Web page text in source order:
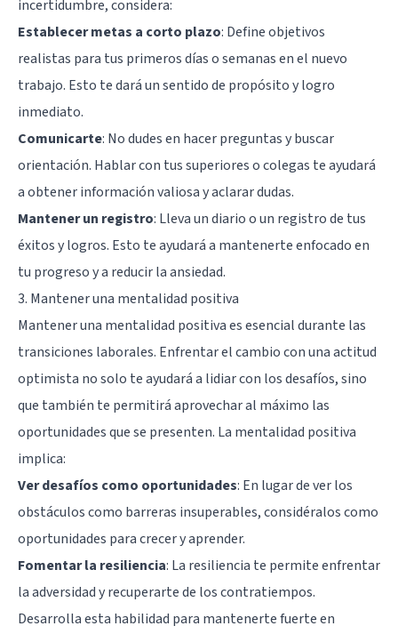
incertidumbre, considera:
Establecer metas a corto plazo: Define objetivos
realistas para tus primeros días o semanas en el nuevo
trabajo. Esto te dará un sentido de propósito y logro
inmediato.
Comunicarte: No dudes en hacer preguntas y buscar
orientación. Hablar con tus superiores o colegas te ayudará
a obtener información valiosa y aclarar dudas.
Mantener un registro: Lleva un diario o un registro de tus
éxitos y logros. Esto te ayudará a mantenerte enfocado en
tu progreso y a reducir la ansiedad.
3. Mantener una mentalidad positiva
Mantener una mentalidad positiva es esencial durante las
transiciones laborales. Enfrentar el cambio con una actitud
optimista no solo te ayudará a lidiar con los desafíos, sino
que también te permitirá aprovechar al máximo las
oportunidades que se presenten. La mentalidad positiva
implica:
Ver desafíos como oportunidades: En lugar de ver los
obstáculos como barreras insuperables, considéralos como
oportunidades para crecer y aprender.
Fomentar la resiliencia: La resiliencia te permite enfrentar
la adversidad y recuperarte de los contratiempos.
Desarrolla esta habilidad para mantenerte fuerte en